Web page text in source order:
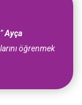
Ayça
öğrenmek